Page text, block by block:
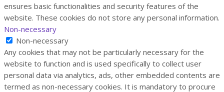
ensures basic functionalities and security features of the
website. These cookies do not store any personal information.
Non-necessary
Non-necessary
Any cookies that may not be particularly necessary for the
website to function and is used specifically to collect user
personal data via analytics, ads, other embedded contents are
termed as non-necessary cookies. It is mandatory to procure